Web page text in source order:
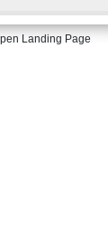
Landing Page